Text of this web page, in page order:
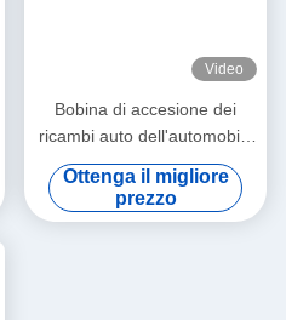
Video
Bobina di accesione dei
ricambi auto dell'automobile
96983945 per Chevrolet
Spark (M300)
Ottenga il migliore
prezzo